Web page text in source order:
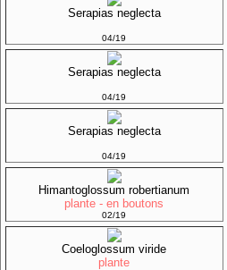
Serapias neglecta
04/19
Serapias neglecta
04/19
Serapias neglecta
04/19
Himantoglossum robertianum
plante - en boutons
02/19
Coeloglossum viride
plante